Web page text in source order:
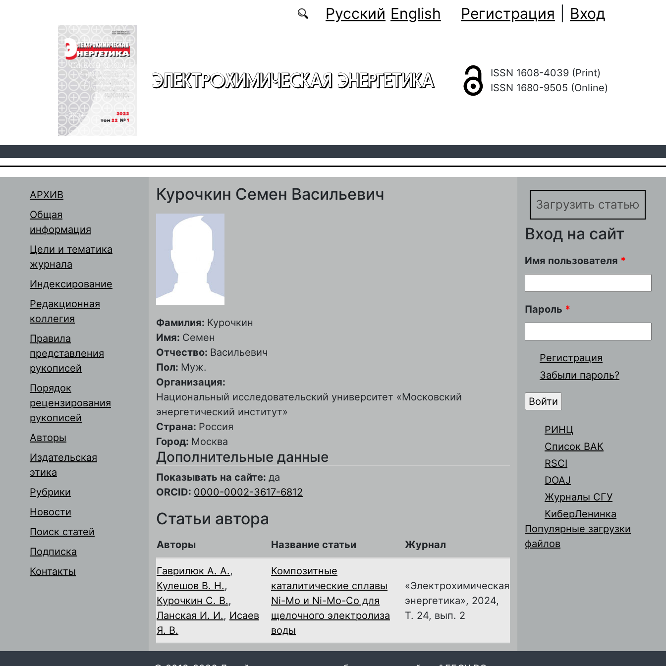
Русский English Регистрация Вход
ЭЛЕКТРОХИМИЧЕСКАЯ ЭНЕРГЕТИКА
ISSN 1608-4039 (Print)
ISSN 1680-9505 (Online)
АРХИВ
Общая
информация
Цели и тематика
журнала
Индексирование
Редакционная
коллегия
Правила
представления
рукописей
Порядок
рецензирования
рукописей
Авторы
Издательская
этика
Рубрики
Новости
Поиск статей
Подписка
Контакты
Курочкин Семен Васильевич
Фамилия: Курочкин
Имя: Семен
Отчество: Васильевич
Пол: Муж.
Организация:
Национальный исследовательский университет «Московский
энергетический институт»
Страна: Россия
Город: Москва
Дополнительные данные
Показывать на сайте: да
ORCID: 0000-0002-3617-6812
Статьи автора
Авторы Название статьи Журнал
Гаврилюк А. А.,
Кулешов В. Н.,
Курочкин С. В.,
Ланская И. И., Исаев
Я. В.
Композитные
каталитические сплавы
Ni-Mo и Ni-Mo-Co для
щелочного электролиза
воды
«Электрохимическая
энергетика», 2024,
Т. 24, вып. 2
Загрузить статью
Вход на сайт
Имя пользователя *
Пароль *
Регистрация
Забыли пароль?
РИНЦ
Список ВАК
RSCI
DOAJ
Журналы СГУ
КиберЛенинка
Популярные загрузки
файлов